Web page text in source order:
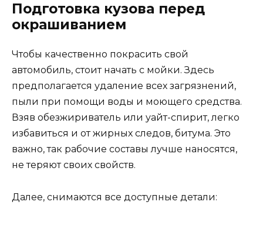
Подготовка кузова перед
окрашиванием
Чтобы качественно покрасить свой
автомобиль, стоит начать с мойки. Здесь
предполагается удаление всех загрязнений,
пыли при помощи воды и моющего средства.
Взяв обезжириватель или уайт-спирит, легко
избавиться и от жирных следов, битума. Это
важно, так рабочие составы лучше наносятся,
не теряют своих свойств.
Далее, снимаются все доступные детали: